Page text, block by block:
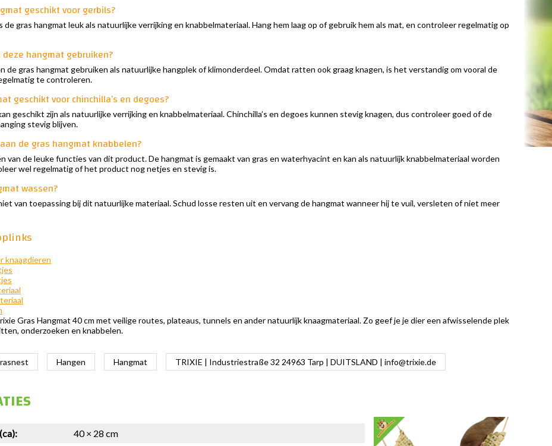
geschikt voor gerbils?
de gras hangmat leuk als natuurlijke verrijking en knabbelmateriaal. Hang hem laag op of gebruik hem als mat, en controleer regelmatig op
hangmat gebruiken?
de gras hangmat gebruiken als natuurlijke hangplek of klimonderdeel. Omdat ratten ook graag knagen, is het verstandig om vooral de
te controleren.
geschikt voor chinchilla’s en degoes?
geschikt zijn als natuurlijke verrijking en knabbelmateriaal. Chinchilla’s en degoes kunnen stevig knagen, dus controleer goed of de
stevig blijven.
de gras hangmat knabbelen?
van de leuke functies van dit product. De hangmat is gemaakt van gras en waterhyacint en kan als natuurlijk knabbelmateriaal worden
wel regelmatig of het product nog netjes en stevig is.
wassen?
van toepassing bij dit natuurlijke materiaal. Schud losse resten uit en vervang de hangmat wanneer hij te vuil, versleten of niet meer
knaagdieren
Gras Hangmat 40 cm met veilige routes, plateaus, tunnels en ander natuurlijk knaagmateriaal. Zo geef je je dier een afwisselende plek
onderzoeken en knabbelen.
Hangen Hangmat TRIXIE | Industriestraße 32 24963 Tarp | DUITSLAND | info@trixie.de
40 × 28 cm